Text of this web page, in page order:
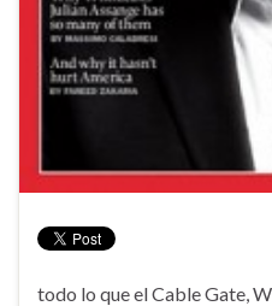
todo lo que el Cable Gate,